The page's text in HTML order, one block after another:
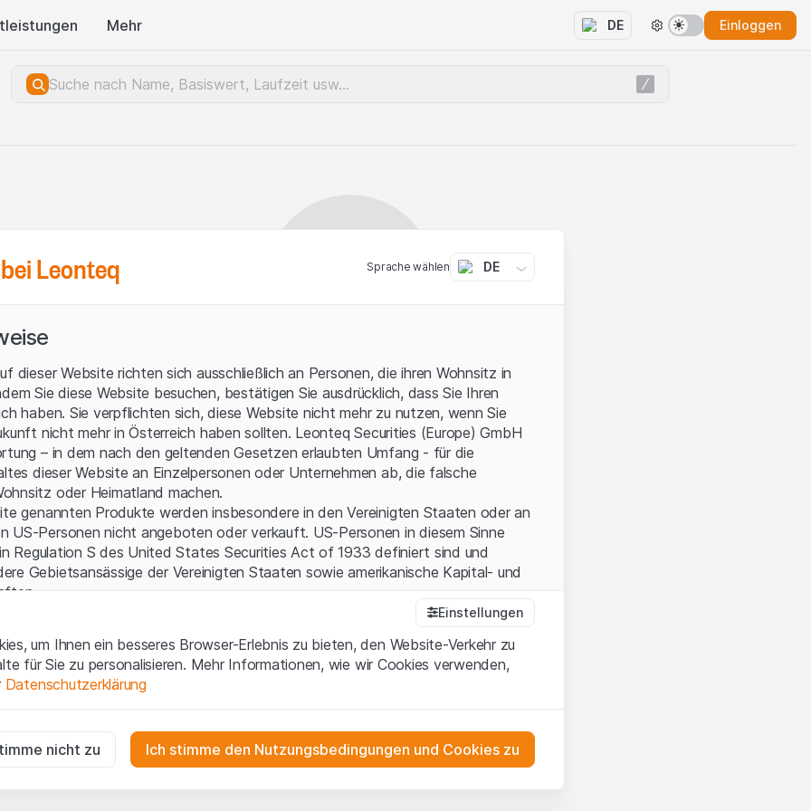
Mehr DE Einloggen
Serverfehler.
Leonteq Sprache wählen DE
dieser Website richten sich ausschließlich an Personen, die ihren Wohnsitz in
Sie diese Website besuchen, bestätigen Sie ausdrücklich, dass Sie Ihren
haben. Sie verpflichten sich, diese Website nicht mehr zu nutzen, wenn Sie
nicht mehr in Österreich haben sollten. Leonteq Securities (Europe) GmbH
– in dem nach den geltenden Gesetzen erlaubten Umfang - für die
dieser Website an Einzelpersonen oder Unternehmen ab, die falsche
oder Heimatland machen.
genannten Produkte werden insbesondere in den Vereinigten Staaten oder an
US-Personen nicht angeboten oder verkauft. US-Personen in diesem Sinne
Regulation S des United States Securities Act of 1933 definiert sind und
Gebietsansässige der Vereinigten Staaten sowie amerikanische Kapital- und
Website erklären Sie, dass Sie die rechtlichen Informationen und die
Nutzungsbedingungen verstanden haben und akzeptieren. Wenn Sie mit den
nicht einverstanden sind, unterlassen Sie bitte den Zugriff auf diese Website.
Aufforderung zum Kauf
oder beschriebenen Informationen, Produkte, Daten,
und Unterlagen („Inhalte der Website“) dienen ausschließlich
und stellen weder ein Angebot noch eine Aufforderung zum Erwerb oder zum
Einstellungen
um Ihnen ein besseres Browser-Erlebnis zu bieten, den Website-Verkehr zu
für Sie zu personalisieren. Mehr Informationen, wie wir Cookies verwenden,
Datenschutzerklärung
die Website erforderlich und können nicht deaktiviert werden.
nicht zu Ich stimme den Nutzungsbedingungen und Cookies zu